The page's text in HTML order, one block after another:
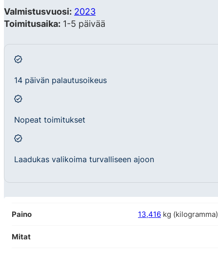
Valmistusvuosi: 2023
Toimitusaika: 1-5 päivää
14 päivän palautusoikeus
Nopeat toimitukset
Laadukas valikoima turvalliseen ajoon
Paino 13,416 kg (kilogramma)
Mitat